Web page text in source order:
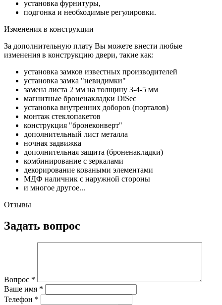
установка фурнитуры,
подгонка и необходимые регулировки.
Изменения в конструкции
За дополнительную плату Вы можете внести любые
изменения в конструкцию двери, такие как:
установка замков известных производителей
установка замка "невидимки"
замена листа 2 мм на толщину 3-4-5 мм
магнитные броненакладки DiSec
установка внутренних доборов (порталов)
монтаж стеклопакетов
конструкция "бронеконверт"
дополнительный лист металла
ночная задвижка
дополнительная защита (броненакладки)
комбинирование с зеркалами
декорирование коваными элементами
МДФ наличник с наружной стороны
и многое другое...
Отзывы
Задать вопрос
Вопрос *
Ваше имя *
Телефон *